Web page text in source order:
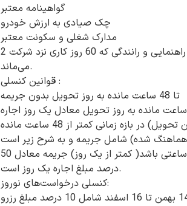
گواهینامه معتبر
چک صیادی به ارزش خودرو
مدارک شغلی و سکونت معتبر
2 میلیون تومان ودیعه بابت جرائم احتمالی راهنمایی و رانندگی که 60 روز کاری نزد شرکت
می‌ماند.
قوانین کنسلی :
تا 48 ساعت مانده به روز تحویل بدون جریمه
کمتر از 48 ساعت مانده به روز تحویل معادل یک روز اجاره
تغییر زمان تحویل رزرو (به تعویق انداختن زمان تحویل) در بازه زمانی کمتر از 48 ساعت مانده
هماهنگ شده) شامل جریمه و به شرح زیر است:
اگر تاخیر در تحویل گرفتن خودرو به صورت ساعتی باشد( کمتر از یک روز) جریمه معادل 50
درصد مبلغ اجاره یک روز است.
کنسلی درخواست‌های نوروز:
در صورت اعلام کنسلی در بازه 14 بهمن تا 16 اسفند شامل 10 درصد مبلغ رزرو